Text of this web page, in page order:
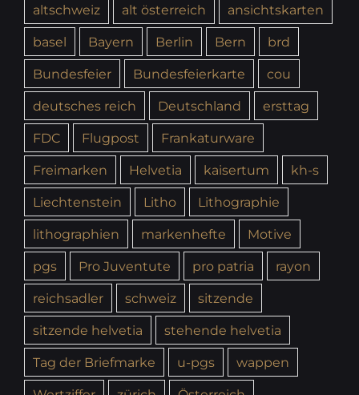
altschweiz
alt österreich
ansichtskarten
basel
Bayern Berlin Bern
brd
Bundesfeier
Bundesfeierkarte
cou
deutsches reich
Deutschland
ersttag
FDC
Flugpost
Frankaturware
Freimarken
Helvetia kaisertum
kh-s
Liechtenstein
Litho
Lithographie
lithographien
markenhefte
Motive
pgs
Pro Juventute pro patria
rayon
reichsadler
schweiz
sitzende
sitzende helvetia
stehende helvetia
Tag der Briefmarke
u-pgs
wappen